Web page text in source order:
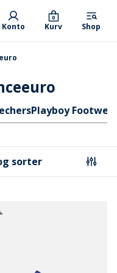
Konto Kurv
0
Shop
Playboy
sorter